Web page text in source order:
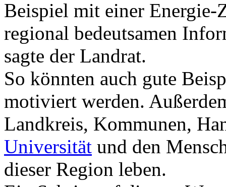
Beispiel mit einer
regional bedeutsamen
sagte der Landrat.
So könnten auch gute
motiviert werden.
Landkreis, Kommunen,
Universität und den
dieser Region leben.